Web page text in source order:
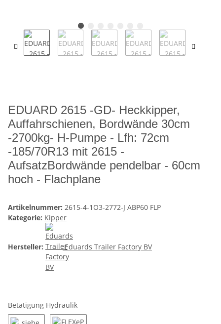
EDUARD 2615 -GD- Heckkipper,
Auffahrschienen, Bordwände 30cm
-2700kg- H-Pumpe - Lfh: 72cm
-185/70R13 mit 2615 -
AufsatzBordwände pendelbar - 60cm
hoch - Flachplane
Artikelnummer: 2615-4-1O3-2772-J ABP60 FLP
Kategorie: Kipper
Hersteller: Eduards Trailer Factory BV
Betätigung Hydraulik